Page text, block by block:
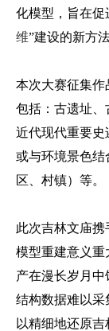
化模型，旨在促
维”建设的新方
本次大赛征集作
包括：古遗址、
近代现代重要
或与环境景色
区、村镇）等。
此次吉林文庙
模型重建意义
产在漫长岁月
结构数据难以
以精细地还原